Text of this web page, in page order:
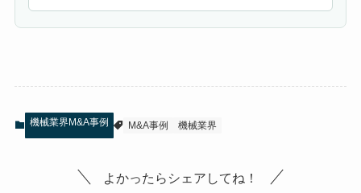
機械業界M&A事例 M&A事例 機械業界
よかったらシェアしてね！